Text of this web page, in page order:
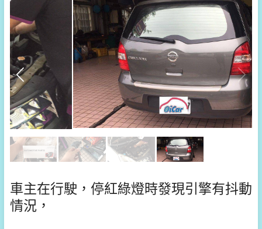
車主在行駛，停紅綠燈時發現引擎有抖動
情況，